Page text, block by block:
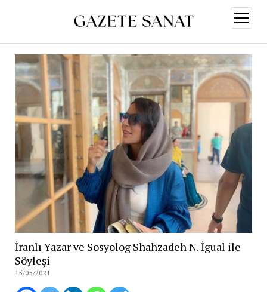
aç
İranlı Yazar ve Sosyolog Shahzadeh N. İgual ile
Söyleşi
15/05/2021